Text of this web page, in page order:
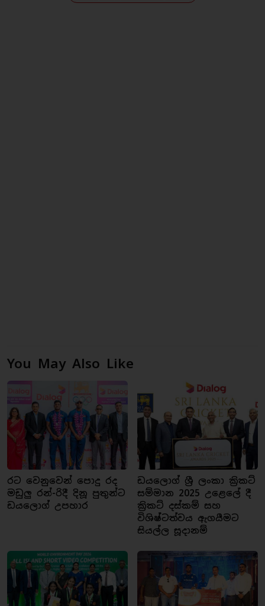
You May Also Like
රට වෙනුවෙන් පොදු රද
මඩුලු රන්-රිදී දිනූ පුතුන්ට
ඩයලොග් උපහාර
ඩයලොග් ශ්‍රී ලංකා ක්‍රිකට්
සම්මාන 2025 උළෙලේ දී
ක්‍රිකට් දස්කම් සහ
විශිෂ්ටත්වය ඇගයීමට
සියල්ල සූදානම්